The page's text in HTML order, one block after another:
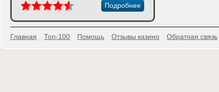
Подробнее
Главная Топ-100 Помощь Отзывы казино Обратная связь